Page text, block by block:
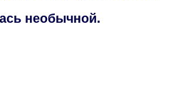
необычной.